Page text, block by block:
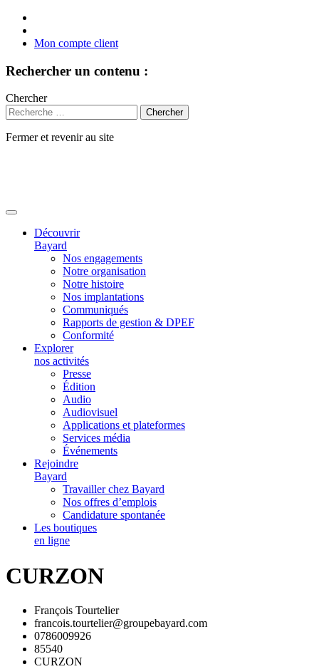
Mon compte client
Rechercher un contenu :
Chercher
Fermer et revenir au site
Découvrir
Bayard
Nos engagements
Notre organisation
Notre histoire
Nos implantations
Communiqués
Rapports de gestion & DPEF
Conformité
Explorer
nos activités
Presse
Édition
Audio
Audiovisuel
Applications et plateformes
Services média
Événements
Rejoindre
Bayard
Travailler chez Bayard
Nos offres d’emplois
Candidature spontanée
Les boutiques
en ligne
CURZON
François Tourtelier
francois.tourtelier@groupebayard.com
0786009926
85540
CURZON